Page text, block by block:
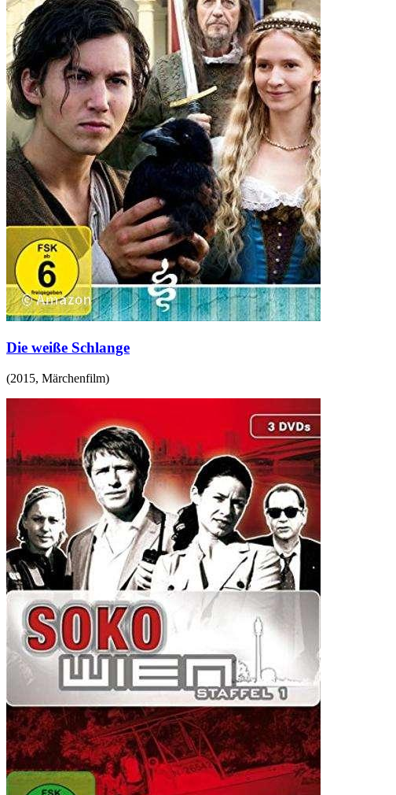
Die weiße Schlange
(2015, Märchenfilm)